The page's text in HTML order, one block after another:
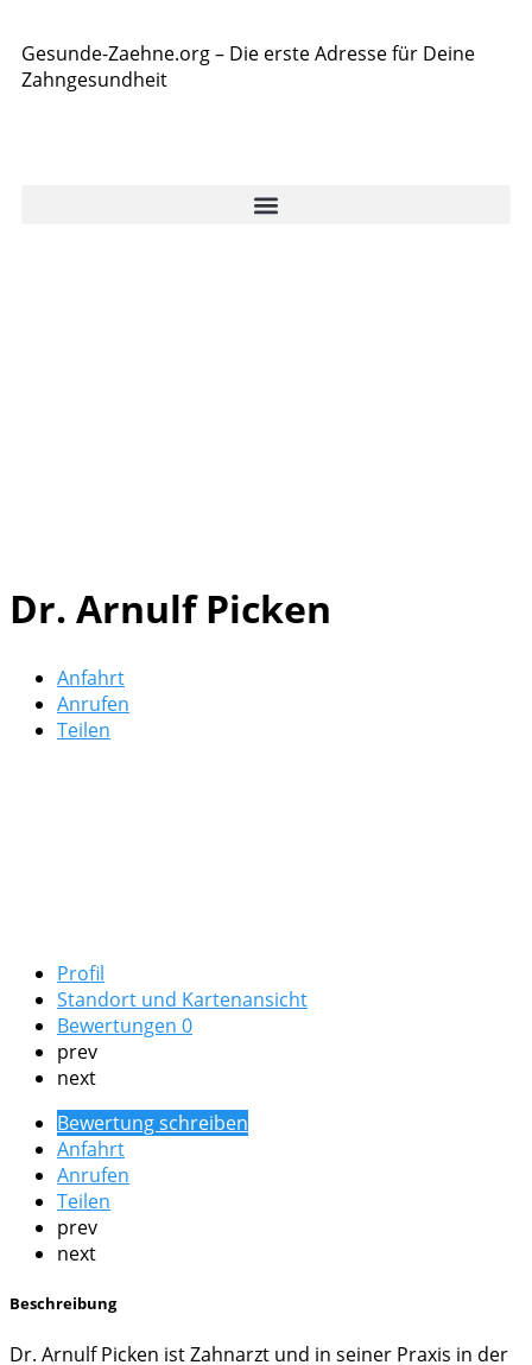
Gesunde-Zaehne.org – Die erste Adresse für Deine
Zahngesundheit
Dr. Arnulf Picken
Anfahrt
Anrufen
Teilen
Profil
Standort und Kartenansicht
Bewertungen 0
prev
next
Bewertung schreiben
Anfahrt
Anrufen
Teilen
prev
next
Beschreibung
Dr. Arnulf Picken ist Zahnarzt und in seiner Praxis in der